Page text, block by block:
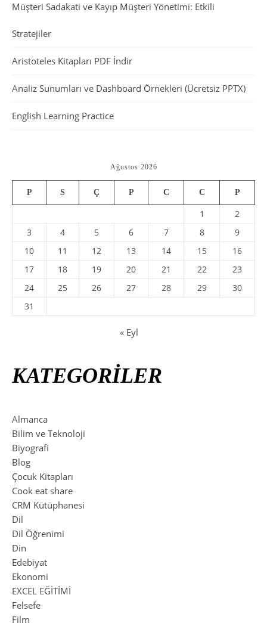
Müşteri Sadakati ve Kayıp Müşteri Yönetimi: Etkili
Stratejiler
Aristoteles Kitapları PDF İndir
Analiz Sunumları ve Dashboard Örnekleri (Ücretsiz PPTX)
English Learning Practice
Ağustos 2026
P S Ç P C C P
1
2
3
4 5 6 7 8
9
10
11 12 13 14 15
16
17
18 19 20 21 22
23
24
25 26 27 28 29
30
31
« Eyl
KATEGORİLER
Almanca
Bilim ve Teknoloji
Biyografi
Blog
Çocuk Kitapları
Cook eat share
CRM Kütüphanesi
Dil
Dil Öğrenimi
Din
Edebiyat
Ekonomi
EXCEL EĞİTİMİ
Felsefe
Film